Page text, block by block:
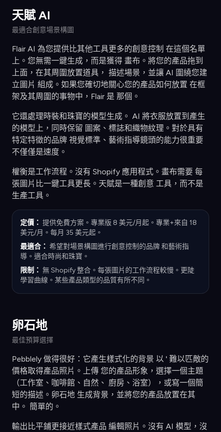
天賦 AI
最適合創意場景構圖
Flair AI 為您提供比其他工具更多的創意控制 在這個名單
上。您無需一鍵生成，而是獲得 畫布。將您的產品拖到
上面，在其周圍放置道具， 描述場景，並讓 AI 圍繞您建
立圖片 組成。如果您確切地關心您的產品如何放置 在框
架及其周圍的事物中，Flair 是 那個。
它還處理時裝和珠寶的模型生成。 AI 將衣服放置到產生
的模型上，同時保留 圖案、標誌和織物紋理。對於具有
特定特徵的品牌 視覺標準、藝術指導鏡頭的能力很重要
不僅僅是速度。
權衡是工作流程。沒有 Shopify 應用程式。畫布需要 每
張圖片比一鍵工具更長。天賦是一種創意 工具，而不是
生產工具。
定價： 提供免費方案。專業版 8 美元/月起。專業+來自 18
美元/月。每月 35 美元起。
最適合： 希望對場景構圖進行創意控制的品牌 和藝術指
導。適合時尚和珠寶。
限制： 無 Shopify 整合。每張圖片的工作流程較慢。更陡
學習曲線。某些產品類型的品質有所不同。
卵石地
最佳預算選擇
Pebblely 做得很好：它產生樣式化的背景 以 ' 難以匹敵的
價格取得產品照片。上傳 您的產品形象，選擇一個主題
（工作室、咖啡館、自然、 廚房、浴室），或寫一個簡
短的描述。卵石地 生成背景，並將您的產品放置在其
中。 簡單的。
輸出比平鋪更接近樣式產品 編輯照片。沒有 AI 模型，沒